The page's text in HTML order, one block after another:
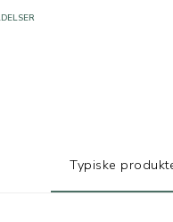
PRODUSENTER
Typiske